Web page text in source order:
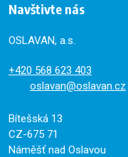
Navštivte nás
OSLAVAN, a.s.
+420 568 623 403
oslavan@oslavan.cz
Bítešská 13
CZ-675 71
Náměšť nad Oslavou